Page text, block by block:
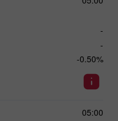
-
-
-0.50%
05:00